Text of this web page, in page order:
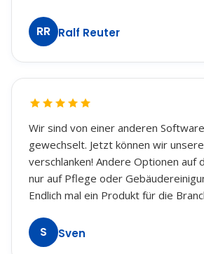
Programm ist intuitiv zu bedienen,
Bugs wird umgehend reagiert und
Telefonsupport ist dank Adrian
hervorragend. Wir können jedem
5 Sterne.
RR Ralf Reuter
Wir sind von einer anderen
gewechselt. Jetzt können wir
verschlanken! Andere Optionen auf
nur auf Pflege oder
Endlich mal ein Produkt für die
S Sven